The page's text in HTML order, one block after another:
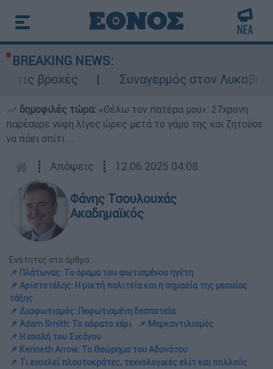
BREAKING NEWS:
Συναγερμός στον Λυκαβηττό:
δημοφιλές τώρα: «Θέλω τον πατέρα μου»: 27χρονη
παρέσυρε νύφη λίγες ώρες μετά το γάμο της και ζητούσε
να πάει σπίτι...
┋ Απόψεις ┋ 12.06.2025 04:08
Φάνης Τσουλουχάς
Ακαδημαϊκός
Ενότητες στο άρθρο:
📌 Πλάτωνας: Το όραμα του φωτισμένου ηγέτη
📌 Αριστοτέλης: Η μικτή πολιτεία και η σημασία της μεσαίας
τάξης
📌 Διαφωτισμός: Πεφωτισμένη δεσποτεία
📌 Adam Smith: Το αόρατο χέρι
📌 Μερκαντιλισμός
📌 Η σχολή του Σικάγου
📌 Kenneth Arrow: To Θεώρημα του Αδυνάτου
📌 Τι ενοχλεί πλουτοκράτες, τεχνολογικές ελίτ και πολλούς